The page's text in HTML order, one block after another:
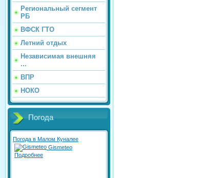
Региональный сегмент
РБ
ВФСК ГТО
Летний отдых
Независимая внешняя
...
ВПР
НОКО
Погода
Погода в Малом Куналее
Gismeteo
Подробнее